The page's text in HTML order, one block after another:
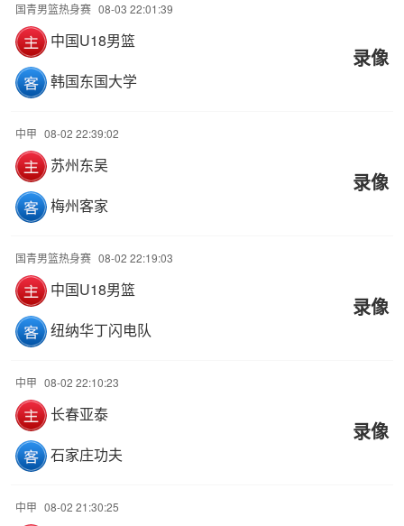
国青男篮热身赛 08-03 22:01:39
中国U18男篮
韩国东国大学
录像
中甲 08-02 22:39:02
苏州东吴
梅州客家
录像
国青男篮热身赛 08-02 22:19:03
中国U18男篮
纽纳华丁闪电队
录像
中甲 08-02 22:10:23
长春亚泰
石家庄功夫
录像
中甲 08-02 21:30:25